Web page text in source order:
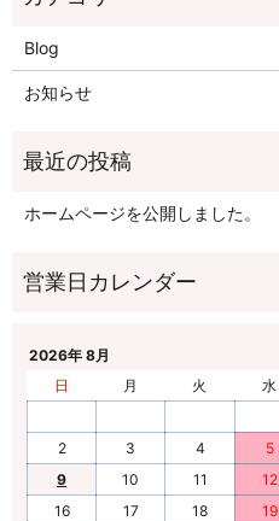
Blog
お知らせ
ホームページを公開しました。
2026年 8月
日
月 火 水
2
3 4 5
9
10 11 12
16
17 18 19